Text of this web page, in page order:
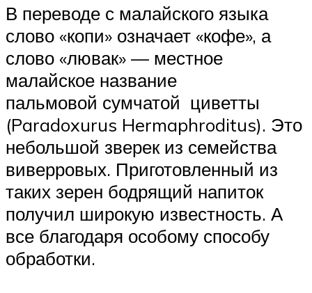
В переводе с малайского языка
слово «копи» означает «кофе», а
слово «лювак» — местное
малайское название
пальмовой сумчатой циветты
(Paradoxurus Hermaphroditus). Это
небольшой зверек из семейства
виверровых. Приготовленный из
таких зерен бодрящий напиток
получил широкую известность. А
все благодаря особому способу
обработки.